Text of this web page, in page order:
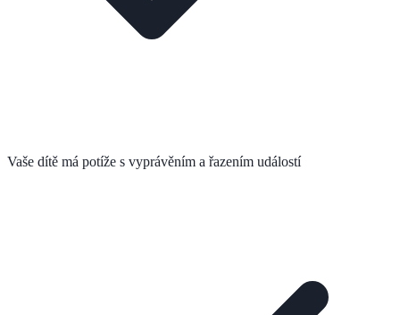
Vaše dítě má potíže s vyprávěním a řazením událostí